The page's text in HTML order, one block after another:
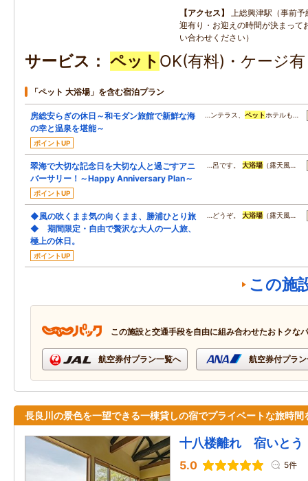
アクセス
上総興津駅（事前
迎有り・お迎えの時間が決まって
い合わせください）
サービス ペット OK(有料)・ケージ
「ペット 大浴場」を含む宿泊プラン
房総安らぎの休日～和モダン旅館で新鮮な海
の幸と温泉を堪能～
ポイントUP
…ンテラス、 ペット ホテルも…
翠海で大切な記念日を大切な人と過ごすアニ
バーサリー！～Happy Anniversary Plan～
ポイントUP
…呂です。大浴場 （露天風…
◆風の吹くまま気の向くまま、勝浦ひとり旅
◆ 期間限定・自由で贅沢な大人の一人旅、
極上の休日。
ポイントUP
…どうぞ。大浴場 （露天風…
この施
この施設と交通手段を自由に組み合わせたおトクな
航空券付プラン一覧へ 航空券付プラ
長良川の景色を一望できる一棟貸しの宿でプライベートな旅時間
十八楼離れ 宿いとう
5.0 5件